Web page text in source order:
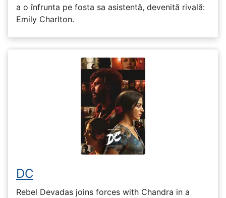
a o înfrunta pe fosta sa asistentă, devenită rivală:
Emily Charlton.
DC
Rebel Devadas joins forces with Chandra in a